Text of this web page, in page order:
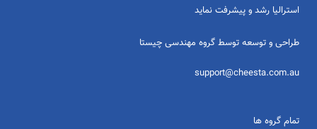
استرالیا رشد و پیشرفت نماید
طراحی و توسعه توسط گروه مهندسی چیستا
support@cheesta.com.au
تمام گروه ها